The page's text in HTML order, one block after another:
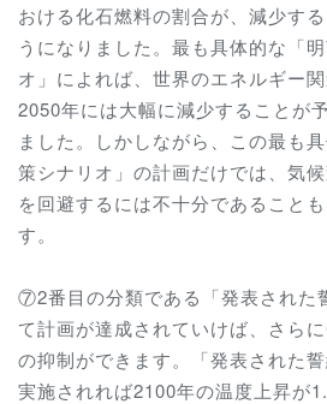
おける化石燃料の割合が、減少す
うになりました。最も具体的な「
オ」によれば、世界のエネルギー
2050年には大幅に減少することが
ました。しかしながら、この最も
策シナリオ」の計画だけでは、気
を回避するには不十分であること
す。
⑦2番目の分類である「発表された
て計画が達成されていけば、さら
の抑制ができます。「発表された
実施されれば2100年の温度上昇が